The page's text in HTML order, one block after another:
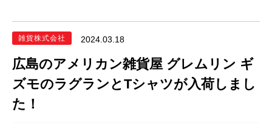
雑貨株式会社 2024.03.18
広島のアメリカン雑貨屋 グレムリン ギ
ズモのラグランとTシャツが入荷しまし
た！